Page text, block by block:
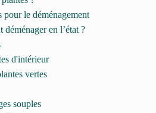
pour le déménagement
déménager en l’état ?
d'intérieur
vertes
souples